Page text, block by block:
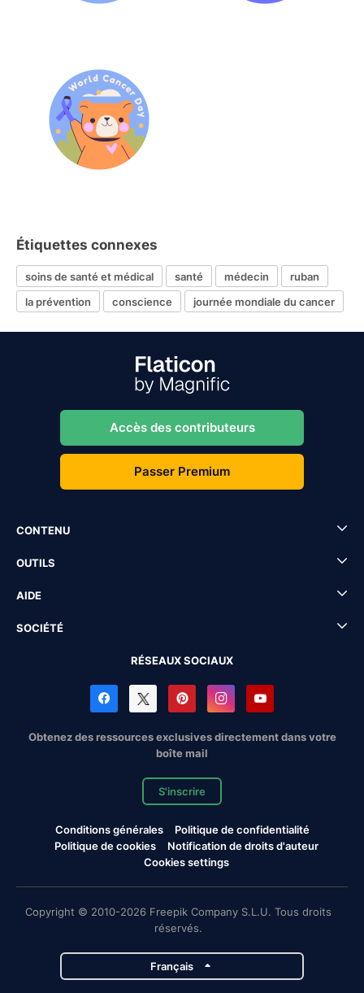
Étiquettes connexes
soins de santé et médical santé médecin
ruban
la prévention
conscience journée mondiale du cancer
Accès des contributeurs
Passer Premium
CONTENU
OUTILS
AIDE
SOCIÉTÉ
RÉSEAUX SOCIAUX
Obtenez des ressources exclusives directement dans votre
boîte mail
S'inscrire
Conditions générales
Politique de confidentialité
Politique de cookies
Notification de droits d'auteur
Cookies settings
Copyright © 2010-2026 Freepik Company S.L.U. Tous droits
réservés.
Français